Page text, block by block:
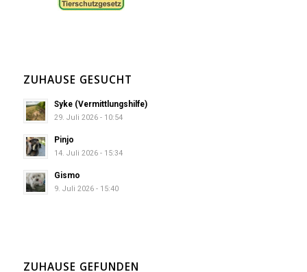
ZUHAUSE GESUCHT
Syke (Vermittlungshilfe)
29. Juli 2026 - 10:54
Pinjo
14. Juli 2026 - 15:34
Gismo
9. Juli 2026 - 15:40
ZUHAUSE GEFUNDEN